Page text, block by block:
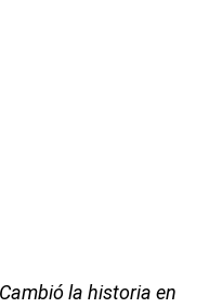
Cambió la historia en